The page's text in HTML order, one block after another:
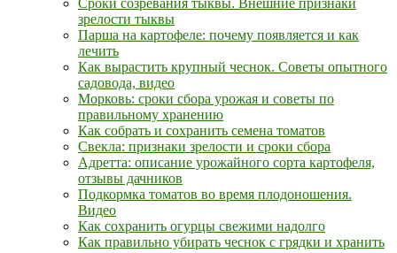
Сроки созревания тыквы. Внешние признаки
зрелости тыквы
Парша на картофеле: почему появляется и как
лечить
Как вырастить крупный чеснок. Советы опытного
садовода, видео
Морковь: сроки сбора урожая и советы по
правильному хранению
Как собрать и сохранить семена томатов
Свекла: признаки зрелости и сроки сбора
Адретта: описание урожайного сорта картофеля,
отзывы дачников
Подкормка томатов во время плодоношения.
Видео
Как сохранить огурцы свежими надолго
Как правильно убирать чеснок с грядки и хранить